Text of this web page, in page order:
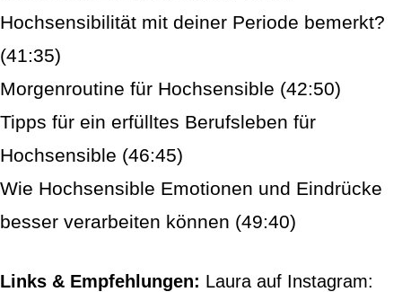
Hochsensibilität mit deiner Periode bemerkt?
(41:35)
Morgenroutine für Hochsensible (42:50)
Tipps für ein erfülltes Berufsleben für
Hochsensible (46:45)
Wie Hochsensible Emotionen und Eindrücke
besser verarbeiten können (49:40)
Links & Empfehlungen: Laura auf Instagram: